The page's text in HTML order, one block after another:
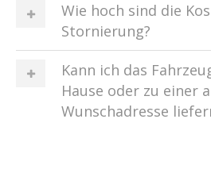
Wie hoch sind die
Stornierung?
Kann ich das
Hause oder zu einer
Wunschadresse